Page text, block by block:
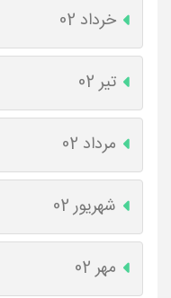
خرداد 02
تیر 02
مرداد 02
شهریور 02
مهر 02